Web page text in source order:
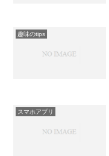
趣味のtips
スマホアプリ